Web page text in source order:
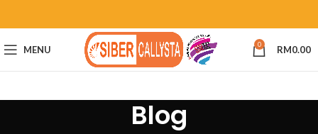
MENU 0 RM0.00
Blog